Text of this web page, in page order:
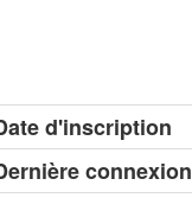
d'inscription
connexion